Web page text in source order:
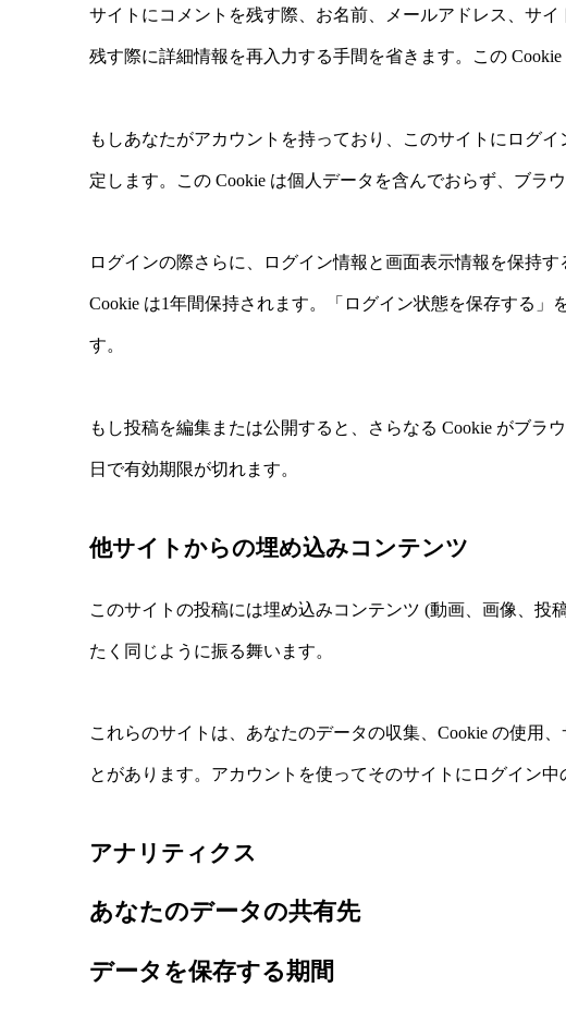
サイトにコメントを残す際、お名前、メールアドレス、サ
残す際に詳細情報を再入力する手間を省きます。この Cookie
もしあなたがアカウントを持っており、このサイトにログ
定します。この Cookie は個人データを含んでおらず、ブラ
ログインの際さらに、ログイン情報と画面表示情報を保持
Cookie は1年間保持されます。「ログイン状態を保存する
す。
もし投稿を編集または公開すると、さらなる Cookie がブラ
日で有効期限が切れます。
他サイトからの埋め込みコンテンツ
このサイトの投稿には埋め込みコンテンツ (動画、画像、
たく同じように振る舞います。
これらのサイトは、あなたのデータの収集、Cookie の使用
とがあります。アカウントを使ってそのサイトにログイン
アナリティクス
あなたのデータの共有先
データを保存する期間